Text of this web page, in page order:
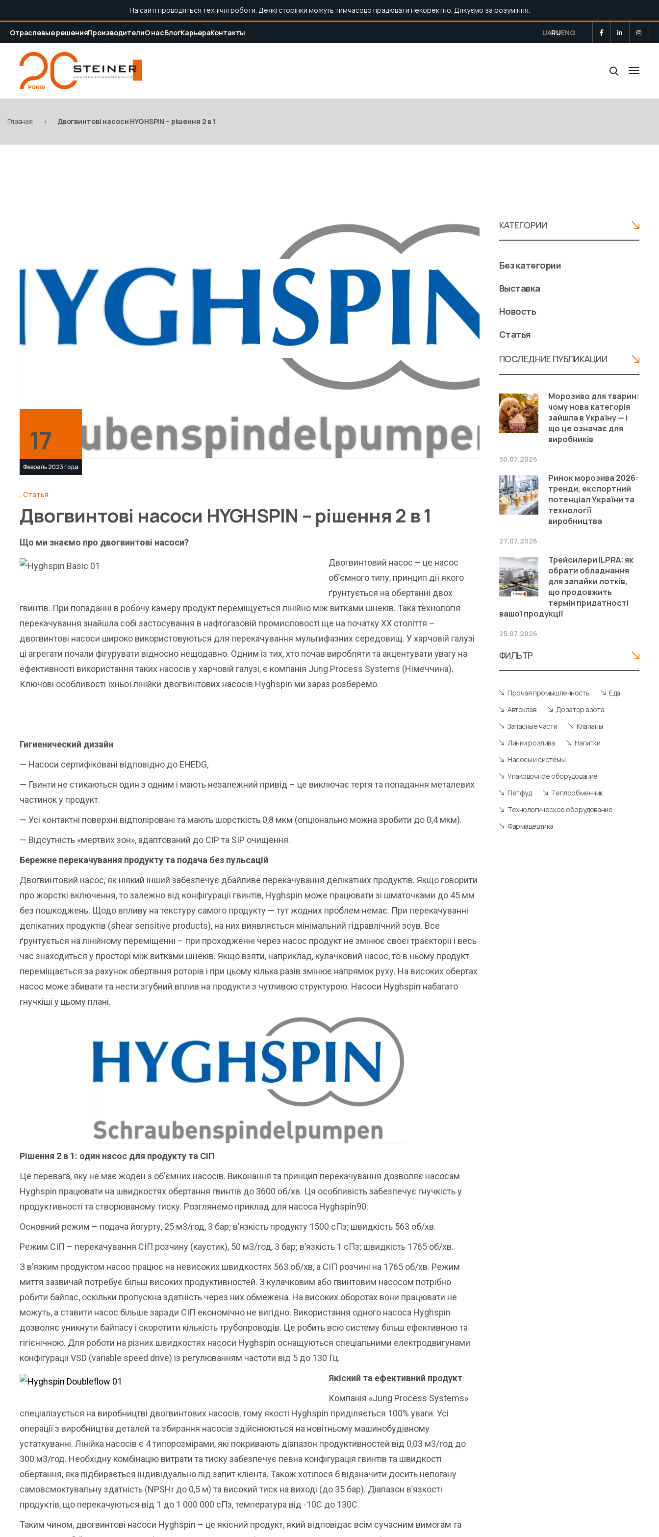
На сайті проводяться технічні роботи. Деякі сторінки можуть тимчасово працювати некоректно. Дякуємо за розуміння.
Отраслевые решенияПроизводителиО насБлогКарьераКонтакты UARUENG
Главная > Двогвинтові насоси HYGHSPIN – рішення 2 в 1
17
Февраль 2023 года
Статья
Двогвинтові насоси HYGHSPIN – рішення 2 в 1
Що ми знаємо про двогвинтові насоси?
Двогвинтовий насос – це насос
об’ємного типу, принцип дії якого
ґрунтується на обертанні двох
гвинтів. При попаданні в робочу камеру продукт переміщується лінійно між витками шнеків. Така технологія
перекачування знайшла собі застосування в нафтогазовій промисловості ще на початку XX століття –
двогвинтові насоси широко використовуються для перекачування мультифазних середовищ. У харчовій галузі
ці агрегати почали фігурувати відносно нещодавно. Одним із тих, хто почав виробляти та акцентувати увагу на
ефективності використання таких насосів у харчовій галузі, є компанія Jung Process Systems (Німеччина).
Ключові особливості їхньої лінійки двогвинтових насосів Hyghspin ми зараз розберемо.
Гигиенический дизайн
— Насоси сертифіковані відповідно до EHEDG,
— Гвинти не стикаються один з одним і мають незалежний привід – це виключає тертя та попадання металевих
частинок у продукт.
— Усі контактні поверхні відполіровані та мають шорсткість 0,8 мкм (опціонально можна зробити до 0,4 мкм).
— Відсутність «мертвих зон», адаптований до CIP та SIP очищення.
Бережне перекачування продукту та подача без пульсацій
Двогвинтовий насос, як ніякий інший забезпечує дбайливе перекачування делікатних продуктів. Якщо говорити
про жорсткі включення, то залежно від конфігурації гвинтів, Hyghspin може працювати зі шматочками до 45 мм
без пошкоджень. Щодо впливу на текстуру самого продукту — тут жодних проблем немає. При перекачуванні
делікатних продуктів (shear sensitive products), на них виявляється мінімальний гідравлічний зсув. Все
ґрунтується на лінійному переміщенні – при проходженні через насос продукт не змінює своєї траєкторії і весь
час знаходиться у просторі між витками шнеків. Якщо взяти, наприклад, кулачковий насос, то в ньому продукт
переміщається за рахунок обертання роторів і при цьому кілька разів змінює напрямок руху. На високих обертах
насос може збивати та нести згубний вплив на продукти з чутливою структурою. Насоси Hyghspin набагато
гнучкіші у цьому плані.
Рішення 2 в 1: один насос для продукту та СІП
Це перевага, яку не має жоден з об’ємних насосів. Виконання та принцип перекачування дозволяє насосам
Hyghspin працювати на швидкостях обертання гвинтів до 3600 об/хв. Ця особливість забезпечує гнучкість у
продуктивності та створюваному тиску. Розглянемо приклад для насоса Hyghspin90:
Основний режим – подача йогурту, 25 м3/год, 3 бар; в’язкість продукту 1500 сПз; швидкість 563 об/хв.
Режим СІП – перекачування СІП розчину (каустик), 50 м3/год, 3 бар; в’язкість 1 сПз; швидкість 1765 об/хв.
З в’язким продуктом насос працює на невисоких швидкостях 563 об/хв, а СІП розчині на 1765 об/хв. Режим
миття зазвичай потребує більш високих продуктивностей. З кулачковим або гвинтовим насосом потрібно
робити байпас, оскільки пропускна здатність через них обмежена. На високих оборотах вони працювати не
можуть, а ставити насос більше заради СІП економічно не вигідно. Використання одного насоса Hyghspin
дозволяє уникнути байпасу і скоротити кількість трубопроводів. Це робить всю систему більш ефективною та
гігієнічною. Для роботи на різних швидкостях насоси Hyghspin оснащуються спеціальними електродвигунами
конфігурації VSD (variable speed drive) із регулюванням частоти від 5 до 130 Гц.
Якісний та ефективний продукт
Компанія «Jung Process Systems»
спеціалізується на виробництві двогвинтових насосів, тому якості Hyghspin приділяється 100% уваги. Усі
операції з виробництва деталей та збирання насосів здійснюються на новітньому машинобудівному
устаткуванні. Лінійка насосів є 4 типорозмірами, які покривають діапазон продуктивностей від 0,03 м3/год до
300 м3/год. Необхідну комбінацію витрати та тиску забезпечує певна конфігурація гвинтів та швидкості
обертання, яка підбирається індивідуально під запит клієнта. Також хотілося б відзначити досить непогану
самовсмоктувальну здатність (NPSHr до 0,5 м) та високий тиск на виході (до 35 бар). Діапазон в’язкості
продуктів, що перекачуються від 1 до 1 000 000 сПз, температура від -10С до 130С.
Таким чином, двогвинтові насоси Hyghspin – це якісний продукт, який відповідає всім сучасним вимогам та
КАТЕГОРИИ
Без категории
Выставка
Новость
Статья
ПОСЛЕДНИЕ ПУБЛИКАЦИИ
Морозиво для тварин:
чому нова категорія
зайшла в Україну — і
що це означає для
виробників
30.07.2026
Ринок морозива 2026:
тренди, експортний
потенціал України та
технології
виробництва
27.07.2026
Трейсилери ILPRA: як
обрати обладнання
для запайки лотків,
що продовжить
термін придатності
вашої продукції
25.07.2026
ФИЛЬТР
Прочая промышленность
Еда
Автоклав
Дозатор азота
Запасные части
Клапаны
Линии розлива
Напитки
Насосы и системы
Упаковочное оборудование
Петфуд
Теплообменник
Технологическое оборудование
Фармацевтика